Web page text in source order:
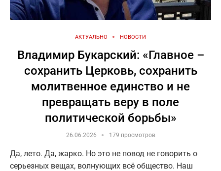
АКТУАЛЬНО НОВОСТИ
Владимир Букарский: «Главное –
сохранить Церковь, сохранить
молитвенное единство и не
превращать веру в поле
политической борьбы»
26.06.2026 179 просмотров
Да, лето. Да, жарко. Но это не повод не говорить о
серьезных вещах, волнующих всё общество. Наш